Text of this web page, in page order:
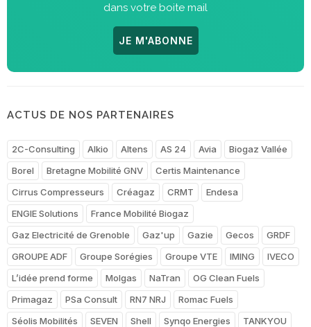
dans votre boite mail
JE M'ABONNE
ACTUS DE NOS PARTENAIRES
2C-Consulting Alkio Altens AS 24 Avia
Biogaz Vallée
Borel
Bretagne Mobilité GNV
Certis Maintenance
Cirrus Compresseurs
Créagaz CRMT
Endesa
ENGIE Solutions
France Mobilité Biogaz
Gaz Electricité de Grenoble
Gaz'up Gazie Gecos
GRDF
GROUPE ADF
Groupe Sorégies Groupe VTE IMING
IVECO
L’idée prend forme
Molgas NaTran
OG Clean Fuels
Primagaz
PSa Consult RN7 NRJ
Romac Fuels
Séolis Mobilités
SEVEN Shell Synqo Energies
TANKYOU